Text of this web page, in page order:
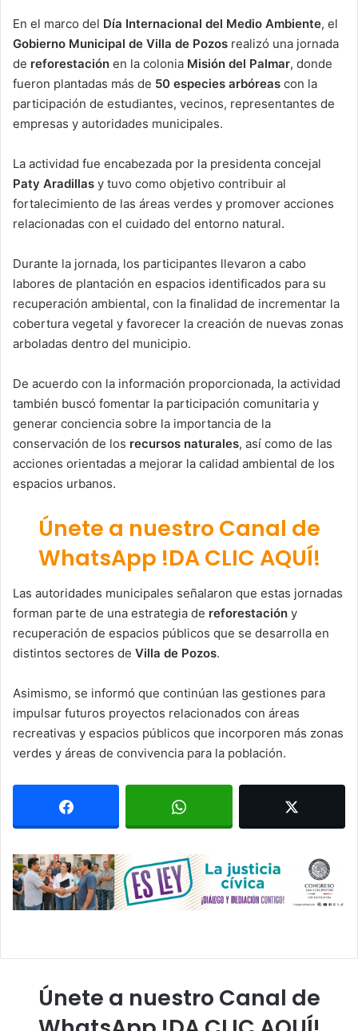
En el marco del Día Internacional del Medio Ambiente, el
Gobierno Municipal de Villa de Pozos realizó una jornada
de reforestación en la colonia Misión del Palmar, donde
fueron plantadas más de 50 especies arbóreas con la
participación de estudiantes, vecinos, representantes de
empresas y autoridades municipales.
La actividad fue encabezada por la presidenta concejal
Paty Aradillas y tuvo como objetivo contribuir al
fortalecimiento de las áreas verdes y promover acciones
relacionadas con el cuidado del entorno natural.
Durante la jornada, los participantes llevaron a cabo
labores de plantación en espacios identificados para su
recuperación ambiental, con la finalidad de incrementar la
cobertura vegetal y favorecer la creación de nuevas zonas
arboladas dentro del municipio.
De acuerdo con la información proporcionada, la actividad
también buscó fomentar la participación comunitaria y
generar conciencia sobre la importancia de la
conservación de los recursos naturales, así como de las
acciones orientadas a mejorar la calidad ambiental de los
espacios urbanos.
Únete a nuestro Canal de
WhatsApp !DA CLIC AQUÍ!
Las autoridades municipales señalaron que estas jornadas
forman parte de una estrategia de reforestación y
recuperación de espacios públicos que se desarrolla en
distintos sectores de Villa de Pozos.
Asimismo, se informó que continúan las gestiones para
impulsar futuros proyectos relacionados con áreas
recreativas y espacios públicos que incorporen más zonas
verdes y áreas de convivencia para la población.
Únete a nuestro Canal de